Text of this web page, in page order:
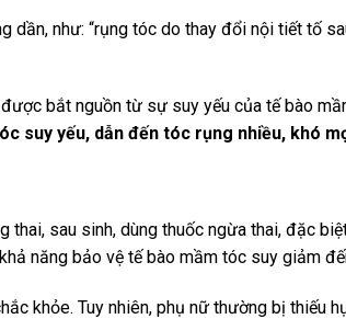
như: “rụng tóc do thay đổi nội tiết tố
bắt nguồn từ sự suy yếu của tế bào
suy yếu, dẫn đến tóc rụng nhiều, khó
thai, sau sinh, dùng thuốc ngừa thai, đặc
năng bảo vệ tế bào mầm tóc suy giảm
khỏe. Tuy nhiên, phụ nữ thường bị thiếu